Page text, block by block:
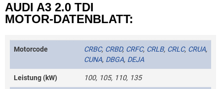
AUDI A3 2.0 TDI
MOTOR-DATENBLATT:
Motorcode CRBC, CRBD, CRFC, CRLB, CRLC, CRUA,
CUNA, DBGA, DEJA
Leistung (kW) 100, 105, 110, 135